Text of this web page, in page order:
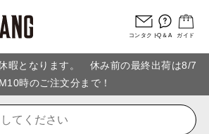
コンタクトQ＆A ガイド
暇となります。 休み前の最終出荷は8/7
時のご注文分まで！